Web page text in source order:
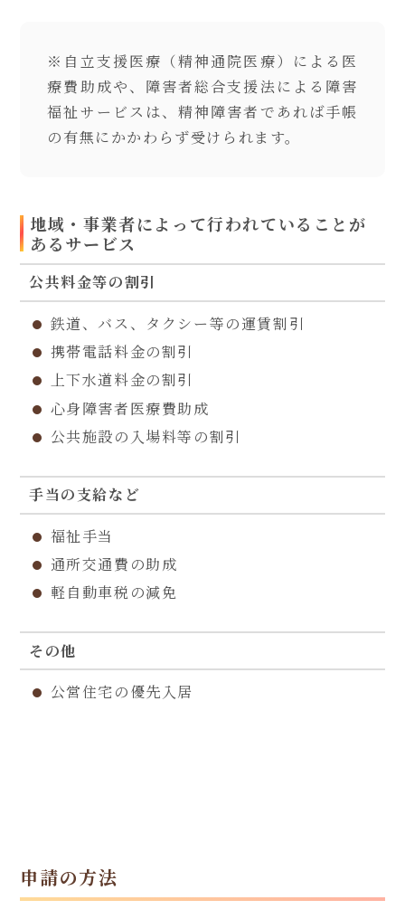
※自立支援医療（精神通院医療）による医
療費助成や、障害者総合支援法による障害
福祉サービスは、精神障害者であれば手帳
の有無にかかわらず受けられます。
地域・事業者によって行われていることが
あるサービス
公共料金等の割引
鉄道、バス、タクシー等の運賃割引
携帯電話料金の割引
上下水道料金の割引
心身障害者医療費助成
公共施設の入場料等の割引
手当の支給など
福祉手当
通所交通費の助成
軽自動車税の減免
その他
公営住宅の優先入居
申請の方法